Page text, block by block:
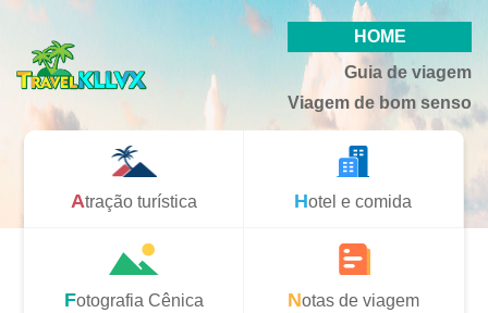
HOME
Guia de viagem
Viagem de bom senso
Atração turística Hotel e comida
Fotografia Cênica Notas de viagem